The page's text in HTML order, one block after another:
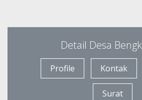
Detail Desa
Profile Kontak
Surat